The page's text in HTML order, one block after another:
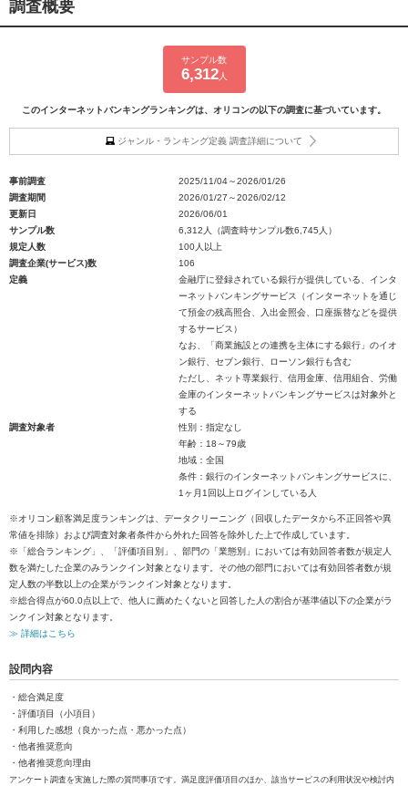
調査概要
サンプル数
6,312人
このインターネットバンキングランキングは、オリコンの以下の調査に基づいています。
ジャンル・ランキング定義 調査詳細について
事前調査
2025/11/04～2026/01/26
調査期間
2026/01/27～2026/02/12
更新日
2026/06/01
サンプル数
6,312人（調査時サンプル数6,745人）
規定人数
100人以上
調査企業(サービス)数
106
定義
金融庁に登録されている銀行が提供している、インタ
ーネットバンキングサービス（インターネットを通じ
て預金の残高照合、入出金照会、口座振替などを提供
するサービス）
なお、「商業施設との連携を主体にする銀行」のイオ
ン銀行、セブン銀行、ローソン銀行も含む
ただし、ネット専業銀行、信用金庫、信用組合、労働
金庫のインターネットバンキングサービスは対象外と
する
調査対象者
性別：指定なし
年齢：18～79歳
地域：全国
条件：銀行のインターネットバンキングサービスに、
1ヶ月1回以上ログインしている人
※オリコン顧客満足度ランキングは、データクリーニング（回収したデータから不正回答や異
常値を排除）および調査対象者条件から外れた回答を除外した上で作成しています。
※「総合ランキング」、「評価項目別」、部門の「業態別」においては有効回答者数が規定人
数を満たした企業のみランクイン対象となります。その他の部門においては有効回答者数が規
定人数の半数以上の企業がランクイン対象となります。
※総合得点が60.0点以上で、他人に薦めたくないと回答した人の割合が基準値以下の企業がラ
ンクイン対象となります。
≫ 詳細はこちら
設問内容
・総合満足度
・評価項目（小項目）
・利用した感想（良かった点・悪かった点）
・他者推奨意向
・他者推奨意向理由
アンケート調査を実施した際の質問事項です。満足度評価項目のほか、該当サービスの利用状況や検討内